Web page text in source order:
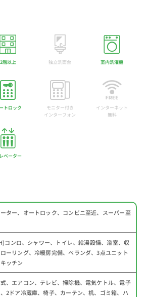
2階以上 独立洗面台 室内洗濯機
トロック
モニター付き
インターフォン
インターネット
無料
ベーター
ター、オートロック、コンビニ至近、スーパー至
コンロ、シャワー、トイレ、給湯設備、浴室、収
ーリング、冷暖房完備、ベランダ、3点ユニット
ッチン
、エアコン、テレビ、掃除機、電気ケトル、電子
2ドア冷蔵庫、椅子、カーテン、机、ゴミ箱、ハ